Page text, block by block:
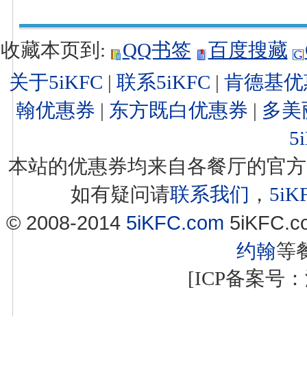
收藏本页到: QQ书签 百度搜藏
关于5iKFC | 联系5iKFC | 肯德基
翰优惠券 | 东方既白优惠券 | 多
本站的优惠券均来自各餐厅的官
如有疑问请联系我们 ，
© 2008-2014 5iKFC.com
约翰等
[ICP备案号